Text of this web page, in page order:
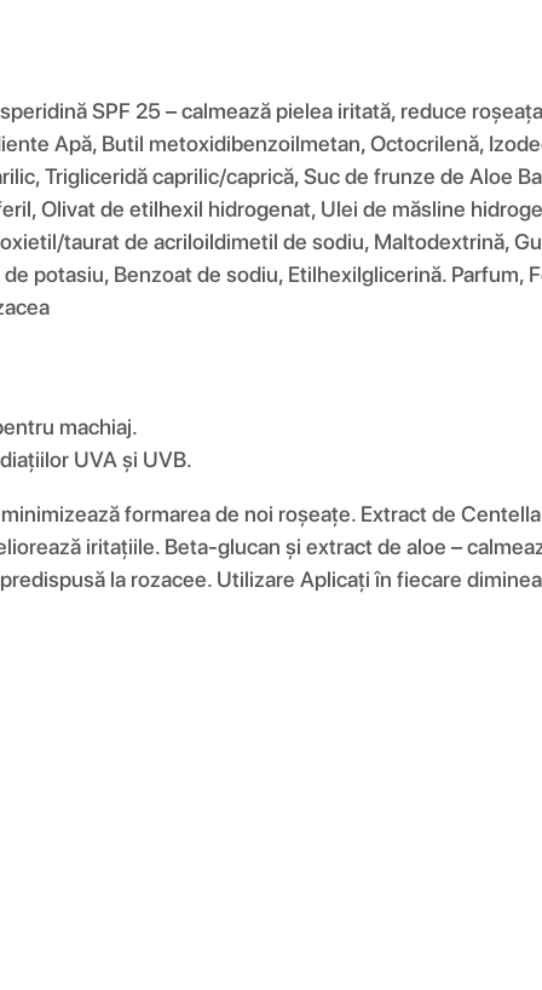
SPF 25 – calmează pielea iritată, reduce
Apă, Butil metoxidibenzoilmetan, Octocrilenă,
Trigliceridă caprilic/caprică, Suc de frunze de Aloe
Olivat de etilhexil hidrogenat, Ulei de măsline
taurat de acriloildimetil de sodiu, Maltodextrină,
potasiu, Benzoat de sodiu, Etilhexilglicerină. Parfum,
machiaj.
UVA și UVB.
formarea de noi roșeațe. Extract de
iritațiile. Beta-glucan și extract de aloe –
la rozacee. Utilizare Aplicați în fiecare